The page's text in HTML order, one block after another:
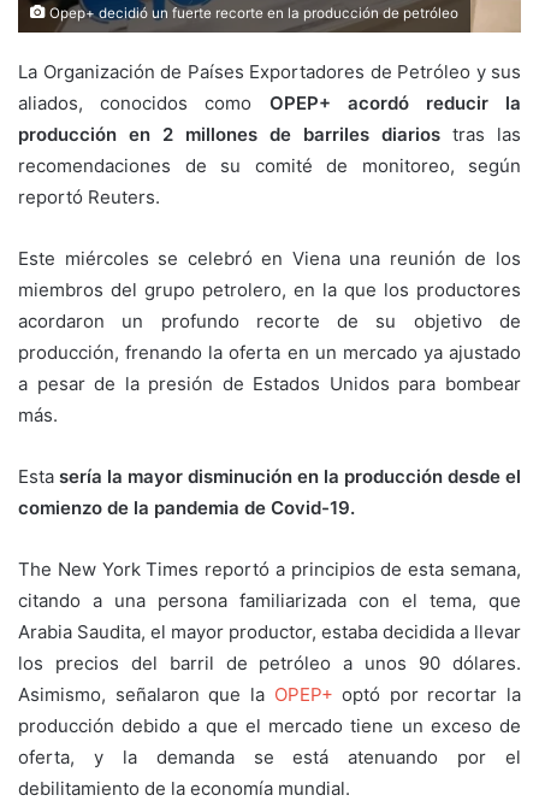
Opep+ decidió un fuerte recorte en la producción de petróleo
La Organización de Países Exportadores de Petróleo y sus
aliados, conocidos como OPEP+ acordó reducir la
producción en 2 millones de barriles diarios tras las
recomendaciones de su comité de monitoreo, según
reportó Reuters.
Este miércoles se celebró en Viena una reunión de los
miembros del grupo petrolero, en la que los productores
acordaron un profundo recorte de su objetivo de
producción, frenando la oferta en un mercado ya ajustado
a pesar de la presión de Estados Unidos para bombear
más.
Esta sería la mayor disminución en la producción desde el
comienzo de la pandemia de Covid-19.
The New York Times reportó a principios de esta semana,
citando a una persona familiarizada con el tema, que
Arabia Saudita, el mayor productor, estaba decidida a llevar
los precios del barril de petróleo a unos 90 dólares.
Asimismo, señalaron que la OPEP+ optó por recortar la
producción debido a que el mercado tiene un exceso de
oferta, y la demanda se está atenuando por el
debilitamiento de la economía mundial.